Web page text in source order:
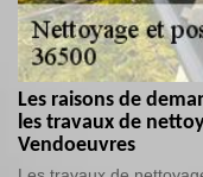
Les raisons de
les travaux de
Vendoeuvres